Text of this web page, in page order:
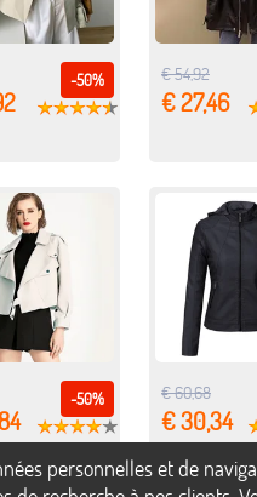
-50% € 54,92
€ 27,46
-50% € 60,68
€ 30,34
personnelles et de